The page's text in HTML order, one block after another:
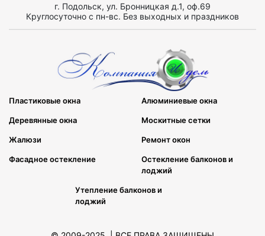
г. Подольск, ул. Бронницкая д.1, оф.69
Круглосуточно с пн-вс. Без выходных и праздников
Пластиковые окна Алюминиевые окна
Деревянные окна Москитные сетки
Жалюзи Ремонт окон
Фасадное остекление
Остекление балконов и
лоджий
Утепление балконов и
лоджий